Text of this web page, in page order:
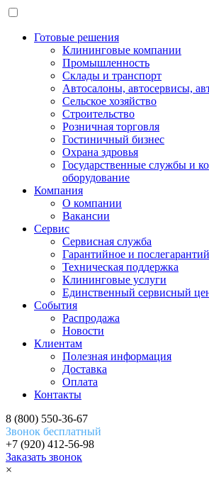
Готовые решения
Клининговые компании
Промышленность
Склады и транспорт
Автосалоны, автосервисы,
Сельское хозяйство
Строительство
Розничная торговля
Гостиничный бизнес
Охрана здровья
Государственные службы и
оборудование
Компания
О компании
Вакансии
Сервис
Сервисная служба
Гарантийное и
Техническая поддержка
Клининговые услуги
Единственный сервисный
События
Распродажа
Новости
Клиентам
Полезная информация
Доставка
Оплата
Контакты
8 (800) 550-36-67
Звонок бесплатный
+7 (920) 412-56-98
Заказать звонок
×